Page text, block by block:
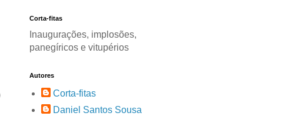
Corta-fitas
Inaugurações, implosões,
panegíricos e vitupérios
Autores
Corta-fitas
Daniel Santos Sousa